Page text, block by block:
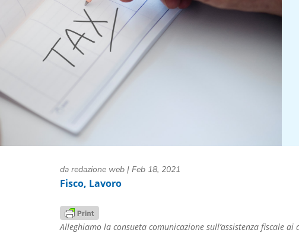
da redazione web| Feb 18, 2021
Fisco, Lavoro
Alleghiamo la consueta comunicazione sull’assistenza fiscale